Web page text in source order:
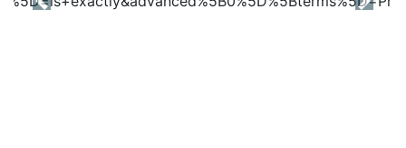
Previous Next